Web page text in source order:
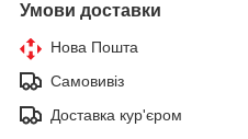
Умови доставки
Нова Пошта
Самовивіз
Доставка кур'єром